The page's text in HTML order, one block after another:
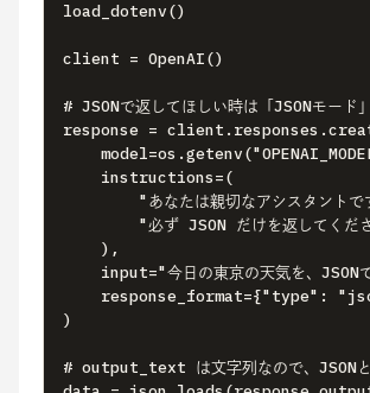
load_dotenv()
client = OpenAI()
# JSONで返してほしい時は「JSONモー
response =
    instructions=(
"あなたは親切なアシスタントで
"必ず JSON だけを返してくだ
    ),
input="今日の東京の天気を、
response_format={"type":
)
# output_text は文字列なので、JSONと